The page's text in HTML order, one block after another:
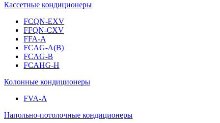
Кассетные кондиционеры
FCQN-EXV
FFQN-CXV
FFA-A
FCAG-A(B)
FCAG-B
FCAHG-H
Колонные кондиционеры
FVA-A
Напольно-потолочные кондиционеры